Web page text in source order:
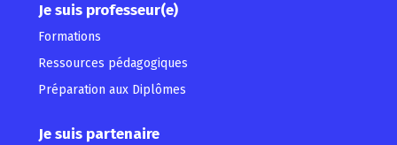
Je suis professeur(e)
Formations
Ressources pédagogiques
Préparation aux Diplômes
Je suis partenaire